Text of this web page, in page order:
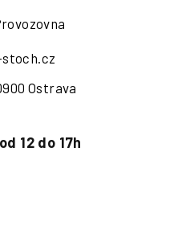
Ostrava
12 do 17h